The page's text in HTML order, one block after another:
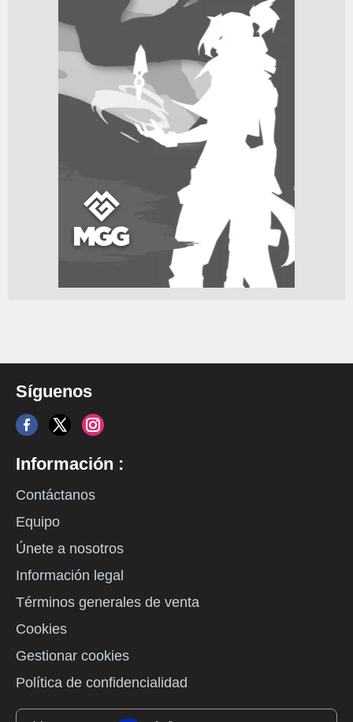
Síguenos
Información :
Contáctanos
Equipo
Únete a nosotros
Información legal
Términos generales de venta
Cookies
Gestionar cookies
Política de confidencialidad